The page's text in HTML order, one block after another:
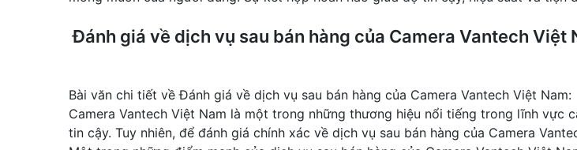
Đánh giá về dịch vụ sau bán hàng của Camera Vantech Việt
Bài văn chi tiết về Đánh giá về dịch vụ sau bán hàng của Camera Vantech Việt Nam:
Camera Vantech Việt Nam là một trong những thương hiệu nổi tiếng trong lĩnh vực
tin cậy. Tuy nhiên, để đánh giá chính xác về dịch vụ sau bán hàng của Camera